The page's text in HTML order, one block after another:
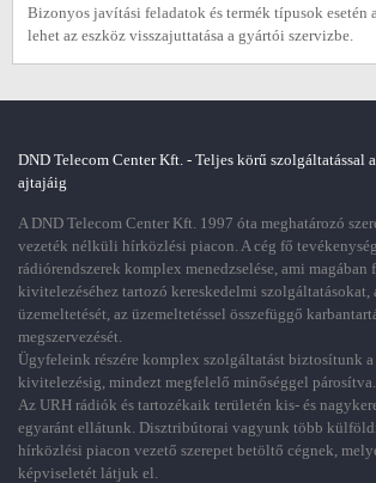
Bizonyos javítási feladatok és termék típusok esetén
lehet az eszköz visszajuttatása a gyártói szervizbe.
DND Telecom Center Kft. - Teljes körű szolgáltatással
ajtajáig
A DND Telecom Center Kft. 1997 óta meghatározó
vezeték nélküli hírközlési piacon. A cég fő
rádiórendszerek komplex menedzselése, ami magában
kivitelezéséhez tartozó kereskedelmi szolgáltatásokat,
üzemeltetését, az üzemeltetéssel összefüggő
megszervezését.
Ügyfeleink részére komplex szolgáltatást biztosítunk a
kivitelezésig, mindezt megfelelő minőséggel párosítva.
Az URH rádiók és tartozékaik területén kis- és
egyaránt ellátunk. Disztribútorai vagyunk több
hírközlési piacon vezető szerepet betöltő cégnek,
képviseletét látjuk el.